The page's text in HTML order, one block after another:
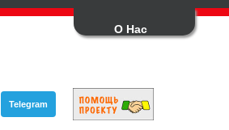
О Нас
Telegram